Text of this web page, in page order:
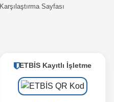
Karşılaştırma Sayfası
ETBİS Kayıtlı İşletme